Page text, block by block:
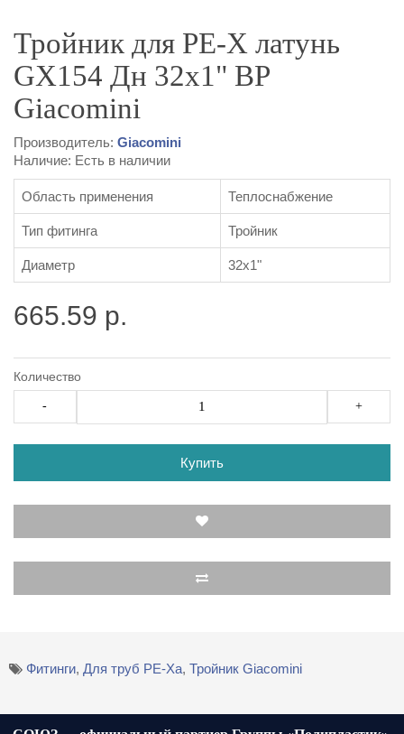
Тройник для PE-X латунь
GX154 Дн 32х1" ВР
Giacomini
Производитель: Giacomini
Наличие: Есть в наличии
Область применения Теплоснабжение
Тип фитинга Тройник
Диаметр 32х1"
665.59 р.
Количество
- +
Купить
Фитинги, Для труб PE-Xa, Тройник Giacomini